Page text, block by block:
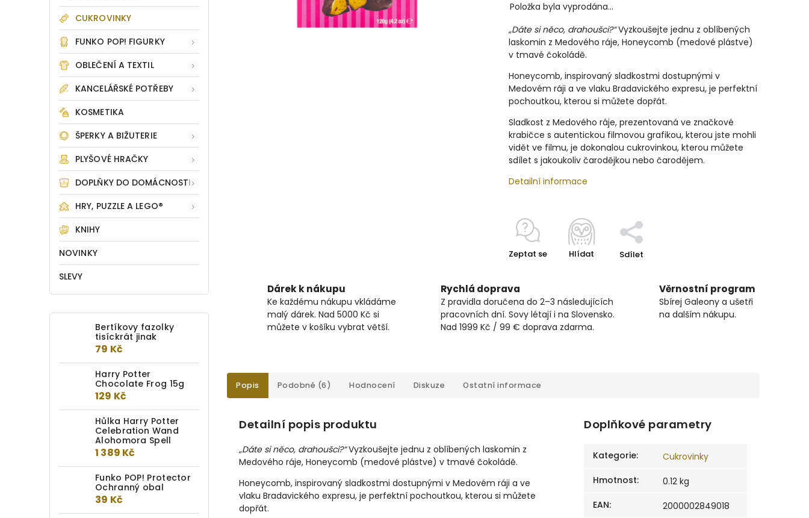
CUKROVINKY
FUNKO POP! FIGURKY
OBLEČENÍ A TEXTIL
KANCELÁŘSKÉ POTŘEBY
KOSMETIKA
ŠPERKY A BIŽUTERIE
PLYŠOVÉ HRAČKY
DOPLŇKY DO DOMÁCNOSTI
HRY, PUZZLE A LEGO®
KNIHY
NOVINKY
SLEVY
Bertíkovy fazolky
tisíckrát jinak
79 Kč
Harry Potter
Chocolate Frog 15g
129 Kč
Hůlka Harry Potter
Celebration Wand
Alohomora Spell
1 389 Kč
Funko POP! Protector
Ochranný obal
39 Kč
Položka byla vyprodána…
„Dáte si něco, drahoušci?“Vyzkoušejte jednu z oblíbených
laskomin z Medového ráje, Honeycomb (medové plástve)
v tmavé čokoládě.
Honeycomb, inspirovaný sladkostmi dostupnými v
Medovém ráji a ve vlaku Bradavického expresu, je perfektní
pochoutkou, kterou si můžete dopřát.
Sladkost z Medového ráje, prezentovaná ve značkové
krabičce s autentickou filmovou grafikou, kterou jste mohli
vidět ve filmu, je dokonalou cukrovinkou, kterou můžete
sdílet s jakoukoliv čarodějkou nebo čarodějem.
Detailní informace
Zeptat se Hlídat Sdílet
Dárek k nákupu
Ke každému nákupu vkládáme
malý dárek. Nad 5000 Kč si
můžete v košíku vybrat větší.
Rychlá doprava
Z pravidla doručena do 2–3 následujících
pracovních dní. Sovy létají i na Slovensko.
Nad 1999 Kč / 99 € doprava zdarma.
Věrnostní program
Sbírej Galeony a ušetři
na dalším nákupu.
Popis Podobné (6) Hodnocení Diskuze Ostatní informace
Detailní popis produktu
„Dáte si něco, drahoušci?“Vyzkoušejte jednu z oblíbených laskomin z
Medového ráje, Honeycomb (medové plástve) v tmavé čokoládě.
Honeycomb, inspirovaný sladkostmi dostupnými v Medovém ráji a ve
vlaku Bradavického expresu, je perfektní pochoutkou, kterou si můžete
dopřát.
Doplňkové parametry
Kategorie:
Cukrovinky
Hmotnost:
0.12 kg
EAN:
2000002849018